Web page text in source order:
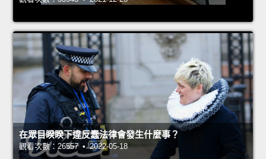
在眾目睽睽下違反蠢法律會發生什麼事？
觀看次數：26557 • 2022-05-18